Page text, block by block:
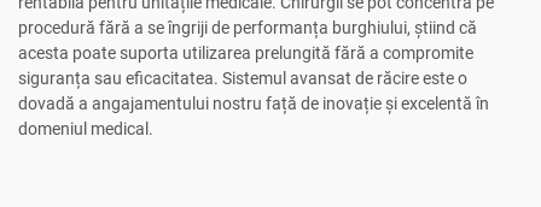
procedură fără a se îngriji de performanța burghiului, știind că
acesta poate suporta utilizarea prelungită fără a compromite
siguranța sau eficacitatea. Sistemul avansat de răcire este o
dovadă a angajamentului nostru față de inovație și excelentă în
domeniul medical.